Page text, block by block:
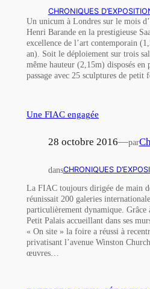
CHRONIQUES
Un unicum à Londres sur le mois
Henri Barande en la prestigieuse
excellence de l’art contemporain
an). Soit le déploiement sur trois
même hauteur (2,15m) disposés en
passage avec 25 sculptures de petit
Une FIAC engagée
28 octobre 2016—par
dansCHRONIQUES
La FIAC toujours dirigée de main
réunissait 200 galeries
particulièrement dynamique. Grâce
Petit Palais accueillant dans ses
« On site » la foire a réussi à
privatisant l’avenue Winston
œuvres…